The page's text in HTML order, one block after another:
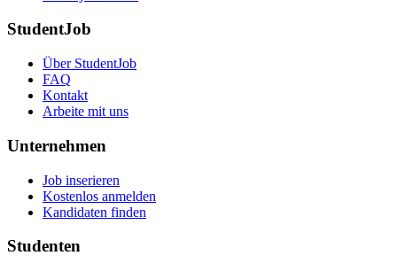
StudentJob
Über StudentJob
FAQ
Kontakt
Arbeite mit uns
Unternehmen
Job inserieren
Kostenlos anmelden
Kandidaten finden
Studenten